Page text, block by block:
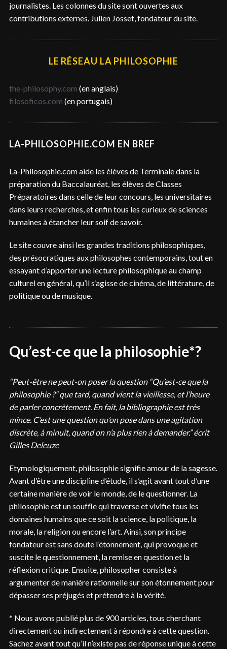
journalistes. Les colonnes du site sont ouvertes aux
contributions externes. Julien Josset, fondateur du site.
LE RÉSEAU LA PHILOSOPHIE
the-philosophy.com (en anglais)
filosoficos.com (en portugais)
LA-PHILOSOPHIE.COM EN BREF
La-Philosophie.com aide les élèves de Terminale dans la
préparation du Baccalauréat, les élèves de Classes
Préparatoires dans celle de leur concours, les universitaires
dans leurs recherches, et enfin tous les curieux de sciences
humaines à étancher leur soif de savoir.
Le site couvre ainsi les grandes traditions philosophiques,
des présocratiques aux philosophes contemporains, tout en
essayant d’apporter une lecture philosophique au champ
culturel en général, qu’il s’agisse de cinéma, de littérature, de
politique ou de musique.
Qu’est-ce que la philosophie*?
“Peut-être ne peut-on poser la question “Qu’est-ce que la
philosophie ?” que tard, quand vient la vieillesse, et l’heure
de parler concrètement. En fait, la bibliographie est très
mince. C’est une question qu’on pose dans une agitation
discrète, à minuit, quand on n’a plus rien à demander.” écrit
Gilles Deleuze
Etymologiquement, philosophie signifie amour de la sagesse.
Avant d’être une discipline d’étude, il s’agit avant tout d’une
certaine manière de voir le monde, de le questionner. La
philosophie est un souffle qui traverse et vivifie tous les
domaines humains que ce soit la science, la politique, la
morale, la religion ou encore l’art. Ainsi, son principe
fondateur est sans doute l’étonnement, qui provoque et
suscite le questionnement, la remise en question et la
réflexion critique. Ensuite, philosopher consiste à
argumenter de manière rationnelle sur son étonnement pour
dépasser ses préjugés et prétendre à la vérité.
* Nous avons publié plus de 900 articles, tous cherchant
directement ou indirectement à répondre à cette question.
Sachez avant tout qu’il n’existe pas de réponse unique à cette